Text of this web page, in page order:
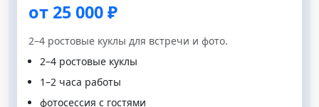
от 25 000 ₽
2–4 ростовые куклы для встречи и фото.
2–4 ростовые куклы
1–2 часа работы
фотосессия с гостями